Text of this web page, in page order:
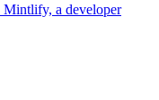
Mintlify, a developer